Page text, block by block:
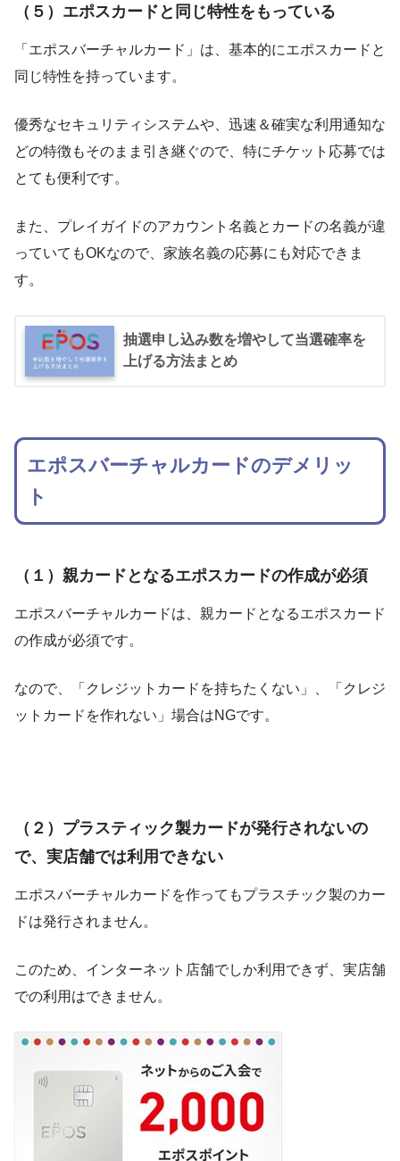
（５）エポスカードと同じ特性をもっている
「エポスバーチャルカード」は、基本的にエポスカードと
同じ特性を持っています。
優秀なセキュリティシステムや、迅速＆確実な利用通知な
どの特徴もそのまま引き継ぐので、特にチケット応募では
とても便利です。
また、プレイガイドのアカウント名義とカードの名義が違
っていてもOKなので、家族名義の応募にも対応できま
す。
抽選申し込み数を増やして当選確率を
上げる方法まとめ
エポスバーチャルカードのデメリッ
ト
（１）親カードとなるエポスカードの作成が必須
エポスバーチャルカードは、親カードとなるエポスカード
の作成が必須です。
なので、「クレジットカードを持ちたくない」、「クレジ
ットカードを作れない」場合はNGです。
（２）プラスティック製カードが発行されないの
で、実店舗では利用できない
エポスバーチャルカードを作ってもプラスチック製のカー
ドは発行されません。
このため、インターネット店舗でしか利用できず、実店舗
での利用はできません。